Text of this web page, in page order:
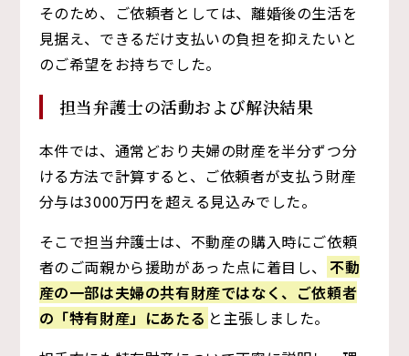
そのため、ご依頼者としては、離婚後の生活を
見据え、できるだけ支払いの負担を抑えたいと
のご希望をお持ちでした。
担当弁護士の活動および解決結果
本件では、通常どおり夫婦の財産を半分ずつ分
ける方法で計算すると、ご依頼者が支払う財産
分与は3000万円を超える見込みでした。
そこで担当弁護士は、不動産の購入時にご依頼
者のご両親から援助があった点に着目し、 不動
産の一部は夫婦の共有財産ではなく、ご依頼者
の「特有財産」にあたる と主張しました。